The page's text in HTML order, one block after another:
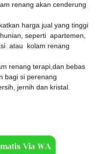
renang akan cenderung
harga jual yang tinggi
seperti apartemen,
atau kolam renang
renang terapi,dan bebas
bagi si perenang
jernih dan kristal.